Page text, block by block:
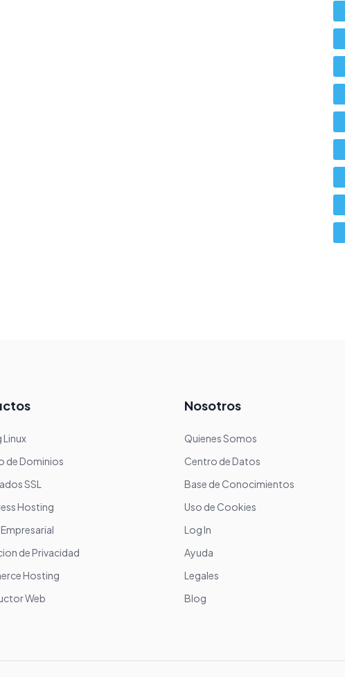
de Dominios
SSL
Hosting
de Privacidad
Hosting
Web
Nosotros
Quienes Somos
Centro de Datos
Base de Conocimientos
Uso de Cookies
Log In
Ayuda
Legales
Blog